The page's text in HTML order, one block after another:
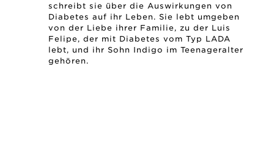
schreibt sie über die Auswirkungen von
Diabetes auf ihr Leben. Sie lebt umgeben
von der Liebe ihrer Familie, zu der Luis
Felipe, der mit Diabetes vom Typ LADA
lebt, und ihr Sohn Indigo im Teenageralter
gehören.